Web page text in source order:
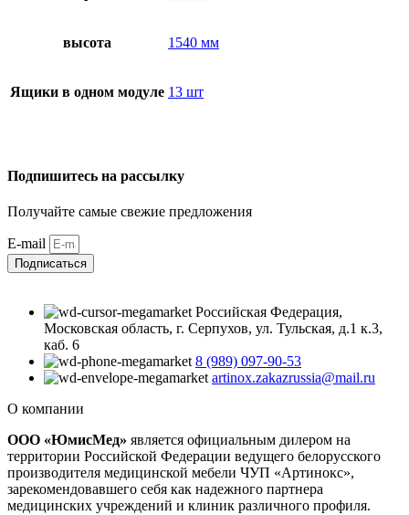
высота 1540 мм
Ящики в одном модуле 13 шт
Подпишитесь на рассылку
Получайте самые свежие предложения
E-mail
Подписаться
Российская Федерация,
Московская область, г. Серпухов, ул. Тульская, д.1 к.3,
каб. 6
8 (989) 097-90-53
artinox.zakazrussia@mail.ru
О компании
ООО «ЮмисМед» является официальным дилером на
территории Российской Федерации ведущего белорусского
производителя медицинской мебели ЧУП «Артинокс»,
зарекомендовавшего себя как надежного партнера
медицинских учреждений и клиник различного профиля.